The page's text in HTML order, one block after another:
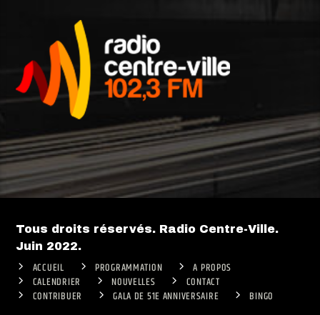
Tous droits réservés. Radio Centre-Ville.
Juin 2022.
ACCUEIL PROGRAMMATION
A PROPOS
CALENDRIER
NOUVELLES
CONTACT
CONTRIBUER
GALA DE 51E ANNIVERSAIRE BINGO